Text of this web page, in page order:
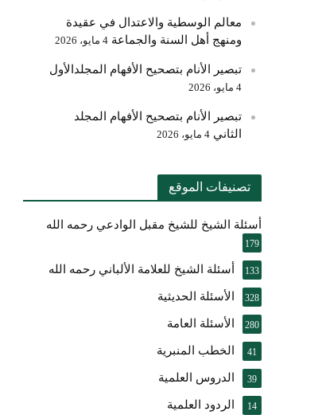
معالم الوسطية والاعتدال في عقيدة
ومنهج أهل السنة والجماعة 4 مايو، 2026
تبصير الأنام بتصحيح الأفهام المجلدالأول
4 مايو، 2026
تبصير الأنام بتصحيح الأفهام المجلد
الثاني 4 مايو، 2026
تصنيفات الموقع
أسئلة الشيخ للشيخ مقبل الوادعي رحمه الله
179
أسئلة الشيخ للعلامة الألباني رحمه الله 133
الأسئلة الحديثية 328
الأسئلة العامة 280
الخطب المنبرية 41
الدروس العلمية 39
الردود العلمية 14